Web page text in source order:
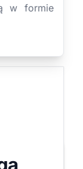
w formie